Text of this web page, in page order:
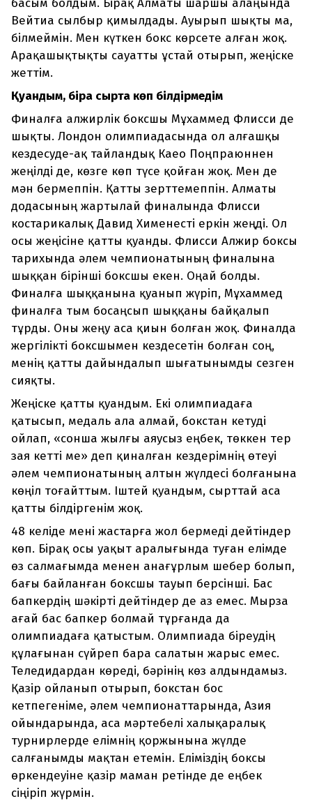
басым болдым. Бірақ Алматы шаршы алаңында
Вейтиа сылбыр қимылдады. Ауырып шықты ма,
білмеймін. Мен күткен бокс көрсете алған жоқ.
Арақашықтықты сауатты ұстай отырып, жеңіске
жеттім.
Қуандым, бірақ сыртқа көп білдірмедім
Финалға алжирлік боксшы Мұхаммед Флисси де
шықты. Лондон олимпиадасында ол алғашқы
кездесуде-ақ тайландық Каео Поңпраюннен
жеңілді де, көзге көп түсе қойған жоқ. Мен де
мән бермеппін. Қатты зерттемеппін. Алматы
додасының жартылай финалында Флисси
костарикалық Давид Хименесті еркін жеңді. Ол
осы жеңісіне қатты қуанды. Флисси Алжир боксы
тарихында әлем чемпионатының финалына
шыққан бірінші боксшы екен. Оңай болды.
Финалға шыққанына қуанып жүріп, Мұхаммед
финалға тым босаңсып шыққаны байқалып
тұрды. Оны жеңу аса қиын болған жоқ. Финалда
жергілікті боксшымен кездесетін болған соң,
менің қатты дайындалып шығатынымды сезген
сияқты.
Жеңіске қатты қуандым. Екі олимпиадаға
қатысып, медаль ала алмай, бокстан кетуді
ойлап, «сонша жылғы аяусыз еңбек, төккен тер
зая кетті ме» деп қиналған кездерімнің өтеуі
әлем чемпионатының алтын жүлдесі болғанына
көңіл тоғайттым. Іштей қуандым, сырттай аса
қатты білдіргенім жоқ.
48 келіде мені жастарға жол бермеді дейтіндер
көп. Бірақ осы уақыт аралығында туған елімде
өз салмағымда менен анағұрлым шебер болып,
бағы байланған боксшы тауып берсінші. Бас
бапкердің шәкірті дейтіндер де аз емес. Мырза
ағай бас бапкер болмай тұрғанда да
олимпиадаға қатыстым. Олимпиада біреудің
құлағынан сүйреп бара салатын жарыс емес.
Теледидардан көреді, бәрінің көз алдындамыз.
Қазір ойланып отырып, бокстан бос
кетпегеніме, әлем чемпионаттарында, Азия
ойындарында, аса мәртебелі халықаралық
турнирлерде елімнің қоржынына жүлде
салғанымды мақтан етемін. Еліміздің боксы
өркендеуіне қазір маман ретінде де еңбек
сіңіріп жүрмін.